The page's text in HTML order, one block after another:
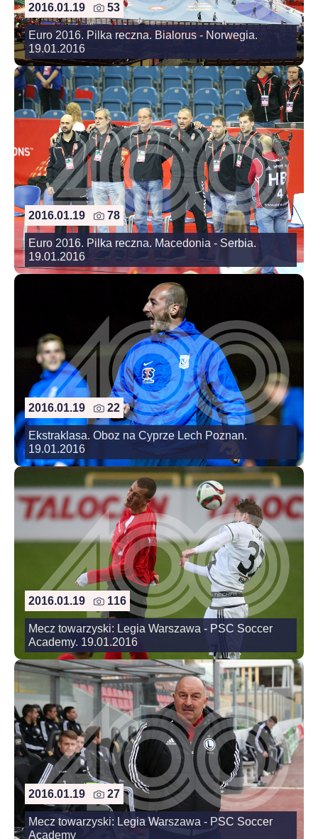
2016.01.19 53
Euro 2016. Pilka reczna. Bialorus - Norwegia.
19.01.2016
2016.01.19 78
Euro 2016. Pilka reczna. Macedonia - Serbia.
19.01.2016
2016.01.19 22
Ekstraklasa. Oboz na Cyprze Lech Poznan.
19.01.2016
2016.01.19 116
Mecz towarzyski: Legia Warszawa - PSC Soccer
Academy. 19.01.2016
2016.01.19 27
Mecz towarzyski: Legia Warszawa - PSC Soccer
Academy